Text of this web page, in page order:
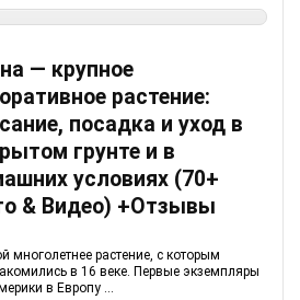
— крупное
растение:
посадка и уход в
грунте и в
условиях (70+
& Видео) +Отзывы
многолетнее растение, с которым
в 16 веке. Первые экземпляры
в Европу ...